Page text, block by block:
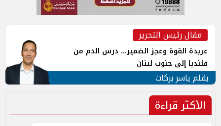
مقال رئيس التحرير
عربدة القوة وعجز الضمير... درس الدم من
قلنديا إلى جنوب لبنان
بقلم ياسر بركات
الأكثر قراءة